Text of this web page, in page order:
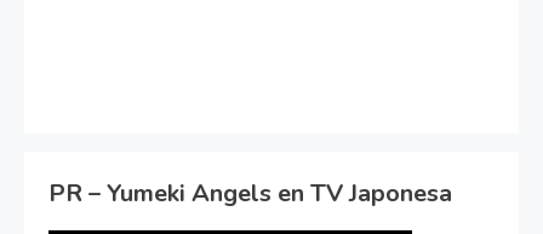
PR – Yumeki Angels en TV Japonesa